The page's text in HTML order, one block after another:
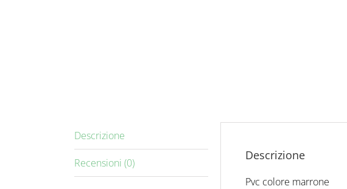
Descrizione
Recensioni (0)
Descrizione
Pvc colore marrone